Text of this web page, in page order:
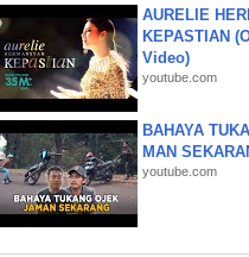
AURELIE
KEPASTIAN
Video)
youtube.com
BAHAYA
MAN
youtube.com